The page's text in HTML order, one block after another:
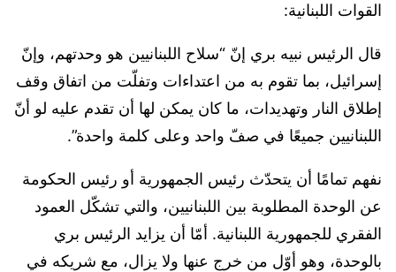
القوات اللبنانية:
قال الرئيس نبيه بري إنّ “سلاح اللبنانيين هو وحدتهم، وإنّ
إسرائيل، بما تقوم به من اعتداءات وتفلّت من اتفاق وقف
إطلاق النار وتهديدات، ما كان يمكن لها أن تقدم عليه لو أنّ
اللبنانيين جميعًا في صفّ واحد وعلى كلمة واحدة”.
نفهم تمامًا أن يتحدّث رئيس الجمهورية أو رئيس الحكومة
عن الوحدة المطلوبة بين اللبنانيين، والتي تشكّل العمود
الفقري للجمهورية اللبنانية. أمّا أن يزايد الرئيس بري
بالوحدة، وهو أوّل من خرج عنها ولا يزال، مع شريكه في